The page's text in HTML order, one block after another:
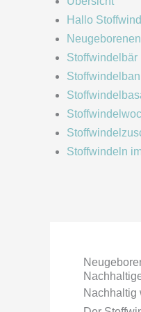
Hallo
Stoffwindelbär
Stoffwindeln
Nachhaltig